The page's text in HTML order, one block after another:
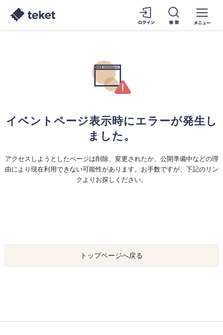
イベントページ表示時にエラーが発生し
ました。
アクセスしようとしたページは削除、変更されたか、公開準備中などの理
由により現在利用できない可能性があります。お手数ですが、下記のリン
クよりお探しください。
トップページへ戻る